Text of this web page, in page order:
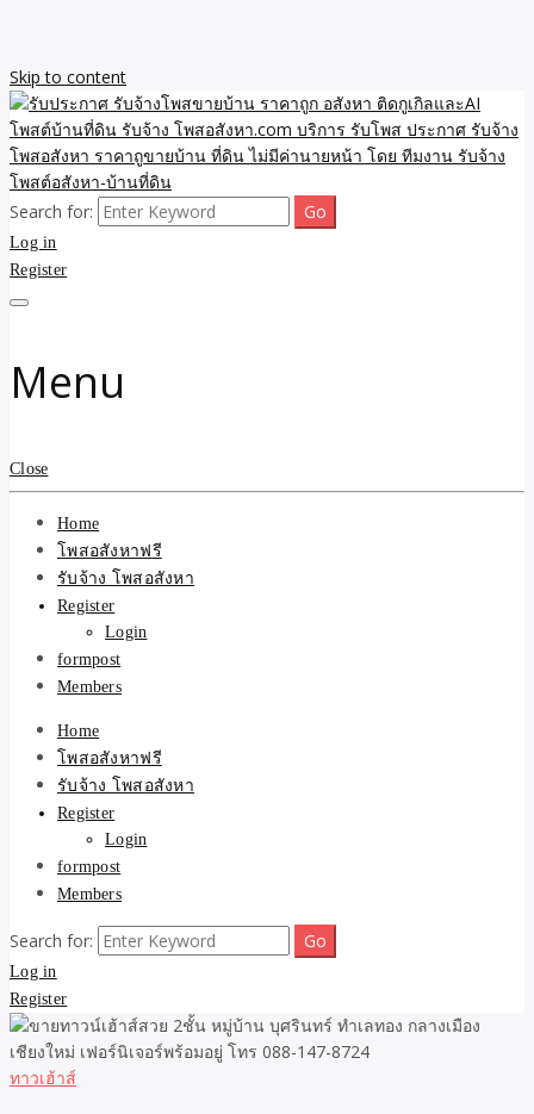
Skip to content
รับประกาศ รับจ้างโพสขาย
บ้าน ราคาถูก อสังหา ติดกู
รับจ้าง โพสอสังหา.com
บริการ รับโพส ประกาศ
รับจ้างโพสอสังหา ราคาถู
ขายบ้าน ที่ดิน ไม่มีค่านาย
หน้า โดย ทีมงาน รับจ้าง
โพสต์อสังหา-บ้านที่ดิน
รับจ้างโพสขายบ้าน ราคาถูก ประกาศ ขายอสังหา โฆษณา ไม่มีค่านาย
หน้า โพสอสังหา รับจ้างโพสขายบ้านบริการ รับจ้างโพสอสังหา ราคาถูก
ขายบ้าน ขายที่ดิน เว็บประกาศ โพส โฆษณา ลงประกาศฟรี
Search for:
Log in
Register
Menu
Close
Home
โพสอสังหาฟรี
รับจ้าง โพสอสังหา
Register
Login
formpost
Members
Home
โพสอสังหาฟรี
รับจ้าง โพสอสังหา
Register
Login
formpost
Members
Search for:
Log in
Register
ทาวเฮ้าส์